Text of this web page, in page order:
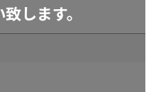
します。